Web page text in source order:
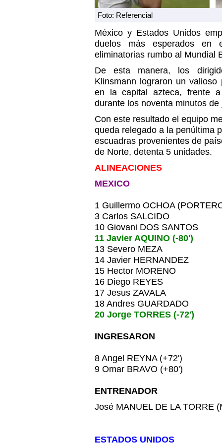
Foto: Referencial
México y Estados Unidos
duelos más esperados
eliminatorias rumbo al Mundial
De esta manera, los
Klinsmann lograron un
en la capital azteca, frente
durante los noventa minutos de
Con este resultado el equipo
queda relegado a la penúltima
escuadras provenientes de
de Norte, detenta 5 unidades.
ALINEACIONES
MEXICO
1 Guillermo OCHOA
3 Carlos SALCIDO
10 Giovani DOS SANTOS
11 Javier AQUINO (-80')
13 Severo MEZA
14 Javier HERNANDEZ
15 Hector MORENO
16 Diego REYES
17 Jesus ZAVALA
18 Andres GUARDADO
20 Jorge TORRES (-72')
INGRESARON
8 Angel REYNA (+72')
9 Omar BRAVO (+80')
ENTRENADOR
José MANUEL DE LA TORRE
ESTADOS UNIDOS